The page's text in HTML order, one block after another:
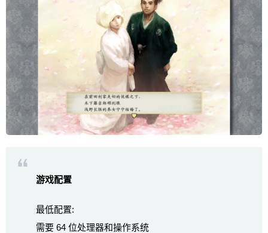
游戏配置
最低配置:
需要 64 位处理器和操作系统